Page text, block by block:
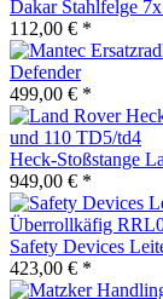
Dakar Stahlfelge
112,00 € *
Defender
499,00 € *
Heck-Stoßstange
949,00 € *
Safety Devices
423,00 € *